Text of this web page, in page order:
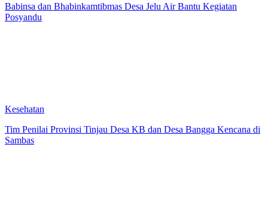
Babinsa dan Bhabinkamtibmas Desa Jelu Air Bantu Kegiatan
Posyandu
Kesehatan
Tim Penilai Provinsi Tinjau Desa KB dan Desa Bangga Kencana di
Sambas